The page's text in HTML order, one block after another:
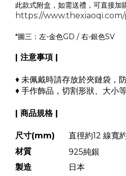
此款式附盒，如需送禮，可直接加
https://
*圖三： 左-金色GD / 右-銀色SV
| 注意事項 |
♦ 未佩戴時請存放於夾鏈袋，防
♦ 手作飾品，切割形狀、大小
| 商品規格 |
尺寸(mm) 直徑約12 線寬
材質
925純銀
製造
日本